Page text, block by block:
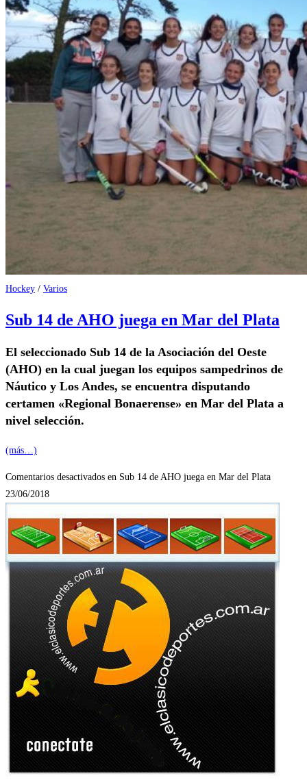
Hockey / Varios
Sub 14 de AHO juega en Mar del Plata
El seleccionado Sub 14 de la Asociación del Oeste
(AHO) en la cual juegan los equipos sampedrinos de
Náutico y Los Andes, se encuentra disputando
certamen «Regional Bonaerense» en Mar del Plata a
nivel selección.
(más…)
Comentarios desactivados en Sub 14 de AHO juega en Mar del Plata
23/06/2018